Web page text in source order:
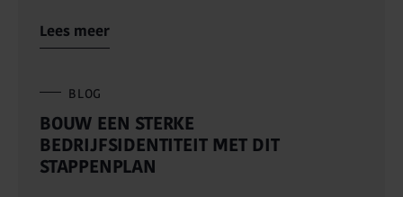
Lees meer
BLOG
BOUW EEN STERKE
BEDRIJFSIDENTITEIT MET DIT
STAPPENPLAN